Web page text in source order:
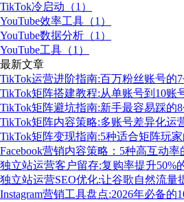
TikTok冷启动（1）
YouTube效率工具（1）
YouTube数据分析（1）
YouTube工具（1）
最新文章
TikTok运营进阶指南:百万粉丝账号的
TikTok矩阵搭建教程:从单账号到10账
TikTok矩阵避坑指南:新手最容易踩的
TikTok矩阵内容策略:多账号差异化运
TikTok矩阵变现指南:5种适合矩阵玩
Facebook营销内容策略：5种高互动
独立站运营客户留存:复购率提升50%
独立站运营SEO优化:让谷歌自然流量
Instagram营销工具盘点:2026年必备的